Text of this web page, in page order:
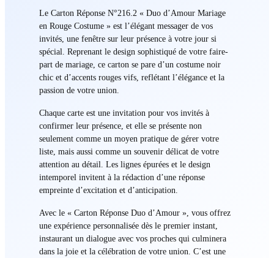
Le Carton Réponse N°216.2 « Duo d’Amour Mariage
en Rouge Costume » est l’élégant messager de vos
invités, une fenêtre sur leur présence à votre jour si
spécial. Reprenant le design sophistiqué de votre faire-
part de mariage, ce carton se pare d’un costume noir
chic et d’accents rouges vifs, reflétant l’élégance et la
passion de votre union.
Chaque carte est une invitation pour vos invités à
confirmer leur présence, et elle se présente non
seulement comme un moyen pratique de gérer votre
liste, mais aussi comme un souvenir délicat de votre
attention au détail. Les lignes épurées et le design
intemporel invitent à la rédaction d’une réponse
empreinte d’excitation et d’anticipation.
Avec le « Carton Réponse Duo d’Amour », vous offrez
une expérience personnalisée dès le premier instant,
instaurant un dialogue avec vos proches qui culminera
dans la joie et la célébration de votre union. C’est une